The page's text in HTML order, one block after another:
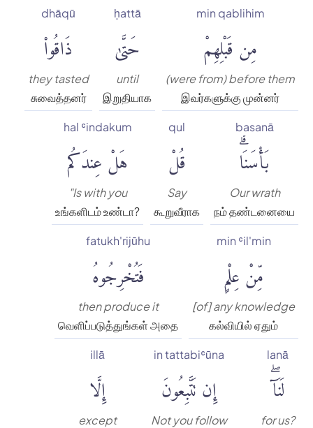
min qablihim
مِن قَبْلِهِمْ
(were from) before them
இவர்களுக்கு முன்னர்
ḥattā
حَتَّىٰ
until
இறுதியாக
dhāqū
ذَاقُوا۟
they tasted
சுவைத்தனர்
basanā
بَأْسَنَاۗ
Our wrath
நம் தண்டனையை
qul
قُلْ
Say
கூறுவீராக
hal ʿindakum
هَلْ عِندَكُم
"Is with you
உங்களிடம் உண்டா?
min ʿil'min
مِّنْ عِلْمٍ
[of] any knowledge
கல்வியில் ஏதும்
fatukh'rijūhu
فَتُخْرِجُوهُ
then produce it
வெளிப்படுத்துங்கள் அதை
lanā
لَنَآۖ
for us?
in tattabiʿūna
إِن تَتَّبِعُونَ
Not you follow
illā
إِلَّا
except